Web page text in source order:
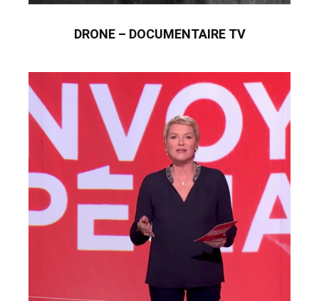
DRONE – DOCUMENTAIRE TV